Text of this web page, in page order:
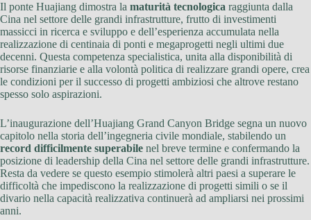
Il ponte Huajiang dimostra la maturità tecnologica raggiunta dalla
Cina nel settore delle grandi infrastrutture, frutto di investimenti
massicci in ricerca e sviluppo e dell’esperienza accumulata nella
realizzazione di centinaia di ponti e megaprogetti negli ultimi due
decenni. Questa competenza specialistica, unita alla disponibilità di
risorse finanziarie e alla volontà politica di realizzare grandi opere, crea
le condizioni per il successo di progetti ambiziosi che altrove restano
spesso solo aspirazioni.
L’inaugurazione dell’Huajiang Grand Canyon Bridge segna un nuovo
capitolo nella storia dell’ingegneria civile mondiale, stabilendo un
record difficilmente superabile nel breve termine e confermando la
posizione di leadership della Cina nel settore delle grandi infrastrutture.
Resta da vedere se questo esempio stimolerà altri paesi a superare le
difficoltà che impediscono la realizzazione di progetti simili o se il
divario nella capacità realizzativa continuerà ad ampliarsi nei prossimi
anni.